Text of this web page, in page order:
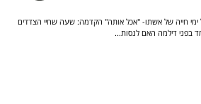
של אשתו- "אכל אותה" הקדמה: שעה שחיי הצדדים
בפני דילמה האם לנסות...